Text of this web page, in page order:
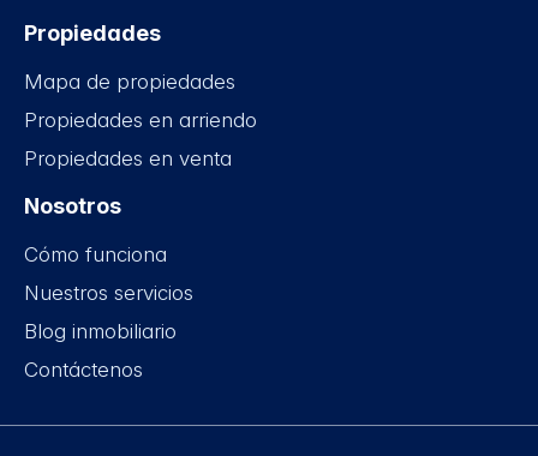
Propiedades
Mapa de propiedades
Propiedades en arriendo
Propiedades en venta
Nosotros
Cómo funciona
Nuestros servicios
Blog inmobiliario
Contáctenos